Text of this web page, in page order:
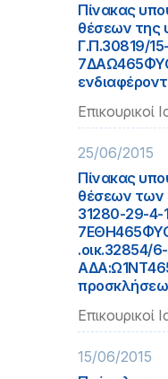
Πίνακας
θέσεων της
Γ.Π.30819/
Επικουρικοί
25/06/2015
Πίνακας
θέσεων των
31280-29-4-
.οικ.32854/
Επικουρικοί
15/06/2015